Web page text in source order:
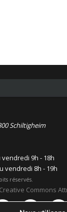
Schiltigheim
vendredi 9h - 18h
vendredi 8h - 19h
réservés.
Commons